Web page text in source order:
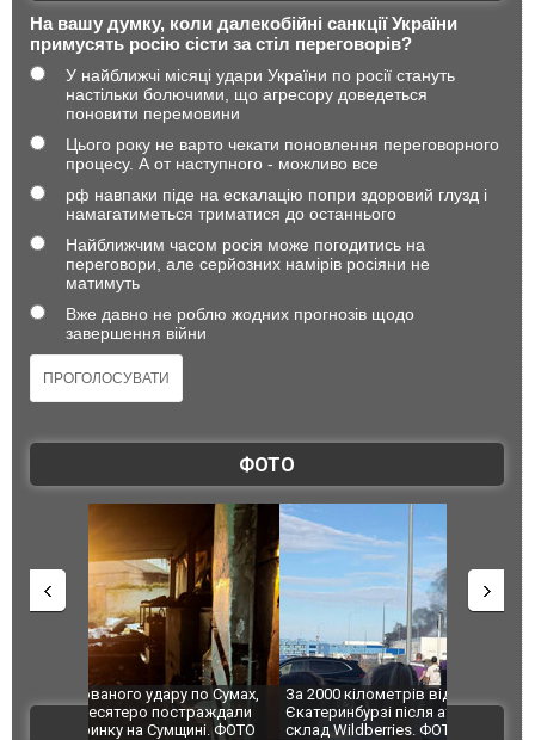
На вашу думку, коли далекобійні санкції України
примусять росію сісти за стіл переговорів?
У найближчі місяці удари України по росії стануть
настільки болючими, що агресору доведеться
поновити перемовини
Цього року не варто чекати поновлення переговорного
процесу. А от наступного - можливо все
рф навпаки піде на ескалацію попри здоровий глузд і
намагатиметься триматися до останнього
Найближчим часом росія може погодитись на
переговори, але серйозних намірів росіяни не
матимуть
Вже давно не роблю жодних прогнозів щодо
завершення війни
ФОТО
За 2000 кілометрів від кордону з Україною: в
Єкатеринбурзі після атаки дронів загорівся
склад Wildberries. ФОТО. ВІДЕО
"Мої
ВІДЕО